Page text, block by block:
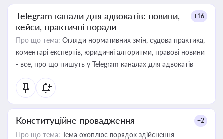
Telegram канали для адвокатів: новини,
кейси, практичні поради
+16
Про що тема: Огляди нормативних змін, судова практика,
коментарі експертів, юридичні алгоритми, правові новини
- все, про що пишуть у Telegram каналах для адвокатів
Конституційне провадження +2
Про що тема: Тема охоплює порядок здійснення